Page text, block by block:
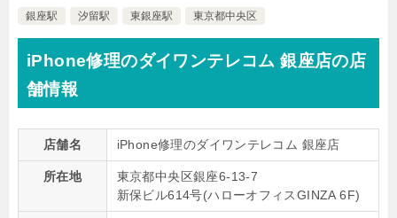
銀座駅 汐留駅 東銀座駅 東京都中央区
iPhone修理のダイワンテレコム 銀座店の店
舗情報
店舗名 iPhone修理のダイワンテレコム 銀座店
所在地
東京都中央区銀座6-13-7
新保ビル614号(ハローオフィスGINZA 6F)